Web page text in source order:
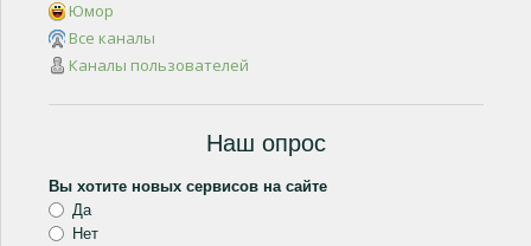
Юмор
Все каналы
Каналы пользователей
Наш опрос
Вы хотите новых сервисов на сайте
Да
Нет